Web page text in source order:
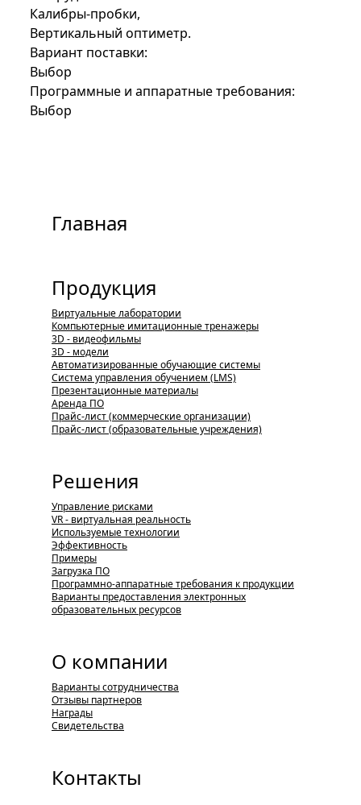
Калибры-пробки,
Вертикальный оптиметр.
Вариант поставки:
Выбор
Программные и аппаратные требования:
Выбор
Главная
Продукция
Виртуальные лаборатории
Компьютерные имитационные тренажеры
3D - видеофильмы
3D - модели
Автоматизированные обучающие системы
Система управления обучением (LMS)
Презентационные материалы
Аренда ПО
Прайс-лист (коммерческие организации)
Прайс-лист (образовательные учреждения)
Решения
Управление рисками
VR - виртуальная реальность
Используемые технологии
Эффективность
Примеры
Загрузка ПО
Программно-аппаратные требования к продукции
Варианты предоставления электронных
образовательных ресурсов
О компании
Варианты сотрудничества
Отзывы партнеров
Награды
Свидетельства
Контакты